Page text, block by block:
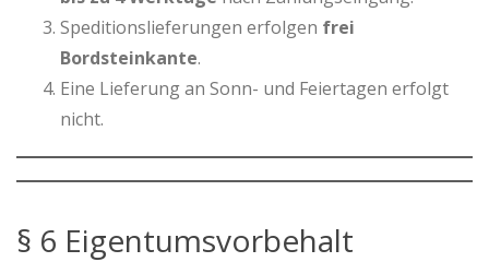
Speditionslieferungen erfolgen frei
Bordsteinkante.
Eine Lieferung an Sonn- und Feiertagen erfolgt
nicht.
§ 6 Eigentumsvorbehalt